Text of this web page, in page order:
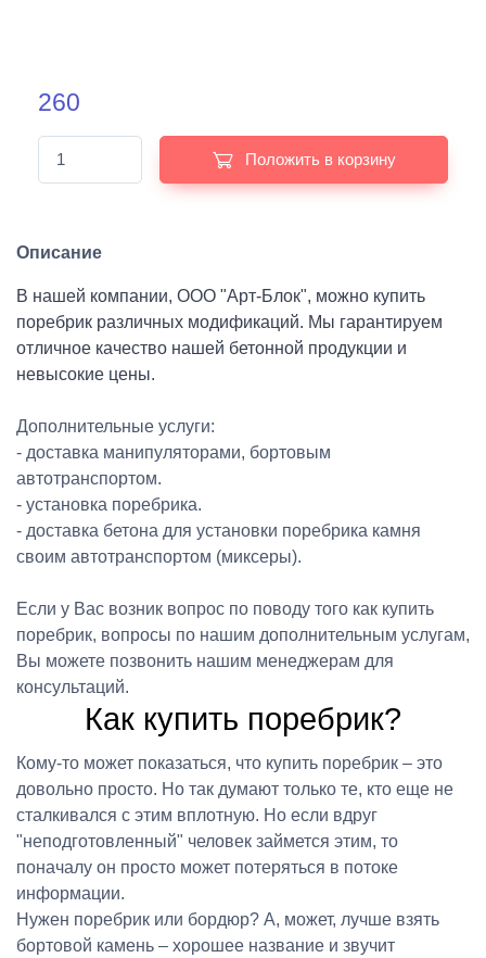
260
Положить в корзину
Описание
В нашей компании, ООО "Арт-Блок", можно купить
поребрик различных модификаций. Мы гарантируем
отличное качество нашей бетонной продукции и
невысокие цены.
Дополнительные услуги:
- доставка манипуляторами, бортовым
автотранспортом.
- установка поребрика.
- доставка бетона для установки поребрика камня
своим автотранспортом (миксеры).
Если у Вас возник вопрос по поводу того как купить
поребрик, вопросы по нашим дополнительным услугам,
Вы можете позвонить нашим менеджерам для
консультаций.
Как купить поребрик?
Кому-то может показаться, что купить поребрик – это
довольно просто. Но так думают только те, кто еще не
сталкивался с этим вплотную. Но если вдруг
"неподготовленный" человек займется этим, то
поначалу он просто может потеряться в потоке
информации.
Нужен поребрик или бордюр? А, может, лучше взять
бортовой камень – хорошее название и звучит